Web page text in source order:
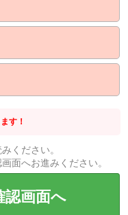
す！
ください。
面へお進みください。
認画面へ